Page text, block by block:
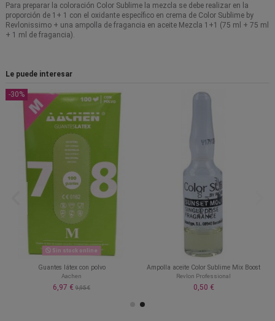
Para preparar la coloración Color Sublime la mezcla se debe realizar en la
proporción de 1+ 1 con el oxidante específico en crema de Color Sublime by
Revlonissimo + una ampolla de fragancia en aceite Mezcla 1+1 (75 ml + 75 ml
+ 1 ml de fragancia).
Le puede interesar
-30%
Sin stock online
Guantes látex con polvo
Aachen
6,97 € 9,95 €
Ampolla aceite Color Sublime Mix Boost
Revlon Professional
0,50 €